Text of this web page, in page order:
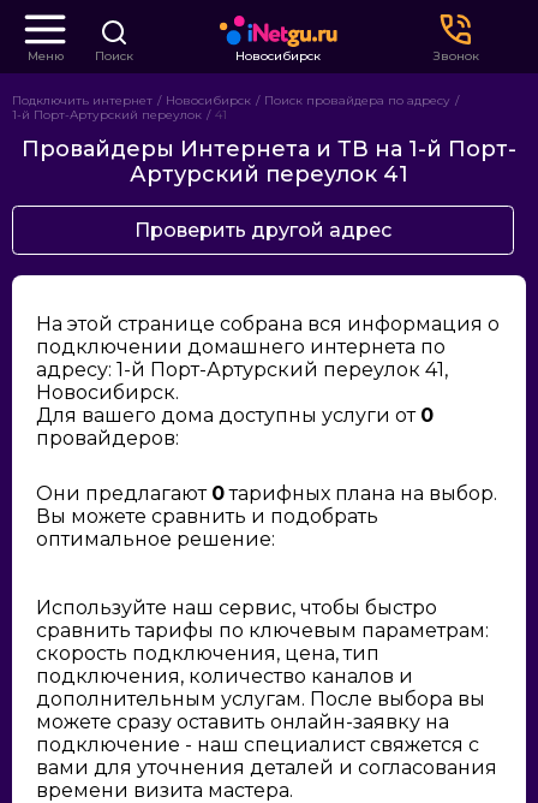
Меню Поиск Новосибирск Звонок
Подключить интернет Новосибирск
Поиск провайдера по адресу
1-й Порт-Артурский переулок
41
Провайдеры Интернета и ТВ на 1-й Порт-
Артурский переулок 41
Проверить другой адрес
На этой странице собрана вся информация о
подключении домашнего интернета по
адресу: 1-й Порт-Артурский переулок 41,
Новосибирск.
Для вашего дома доступны услуги от 0
провайдеров:
Они предлагают 0тарифных плана на выбор.
Вы можете сравнить и подобрать
оптимальное решение:
Используйте наш сервис, чтобы быстро
сравнить тарифы по ключевым параметрам:
скорость подключения, цена, тип
подключения, количество каналов и
дополнительным услугам. После выбора вы
можете сразу оставить онлайн-заявку на
подключение - наш специалист свяжется с
вами для уточнения деталей и согласования
времени визита мастера.